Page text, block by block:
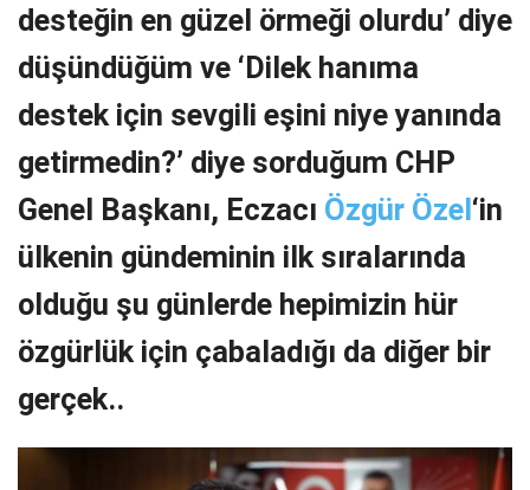
desteğin en güzel örmeği olurdu’ diye
düşündüğüm ve ‘Dilek hanıma
destek için sevgili eşini niye yanında
getirmedin?’ diye sorduğum CHP
Genel Başkanı, Eczacı Özgür Özel‘in
ülkenin gündeminin ilk sıralarında
olduğu şu günlerde hepimizin hür
özgürlük için çabaladığı da diğer bir
gerçek..